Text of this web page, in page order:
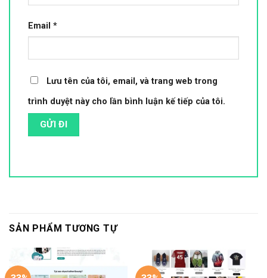
Email *
Lưu tên của tôi, email, và trang web trong
trình duyệt này cho lần bình luận kế tiếp của tôi.
SẢN PHẨM TƯƠNG TỰ